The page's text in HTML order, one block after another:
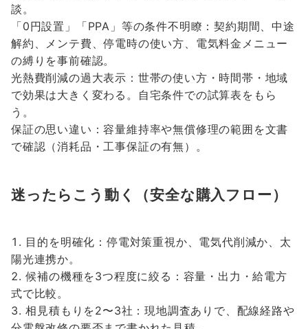
談。
「0円設置」「PPA」等の条件不明瞭：契約期間、中途
解約、メンテ費、停電時の使い方、電気料金メニュー
の縛りを事前確認。
光熱費削減の過大表示：世帯の使い方・時間帯・地域
で効果は大きく変わる。自宅条件での試算表をもら
う。
保証の思い違い：容量維持率や無償修理の範囲を文書
で確認（消耗品・工事保証の有無）。
迷ったらこう動く（安全な購入フロー）
目的を明確化：停電対策重視か、電気代削減か、太
陽光連携か。
候補の機種を3つ程度に絞る：容量・出力・給電方
式で比較。
相見積もりを2〜3社：現地調査ありで、配線経路や